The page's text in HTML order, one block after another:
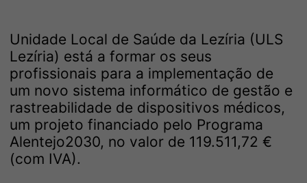
Unidade Local de Saúde da Lezíria (ULS
Lezíria) está a formar os seus
profissionais para a implementação de
um novo sistema informático de gestão e
rastreabilidade de dispositivos médicos,
um projeto financiado pelo Programa
Alentejo2030, no valor de 119.511,72 €
(com IVA).